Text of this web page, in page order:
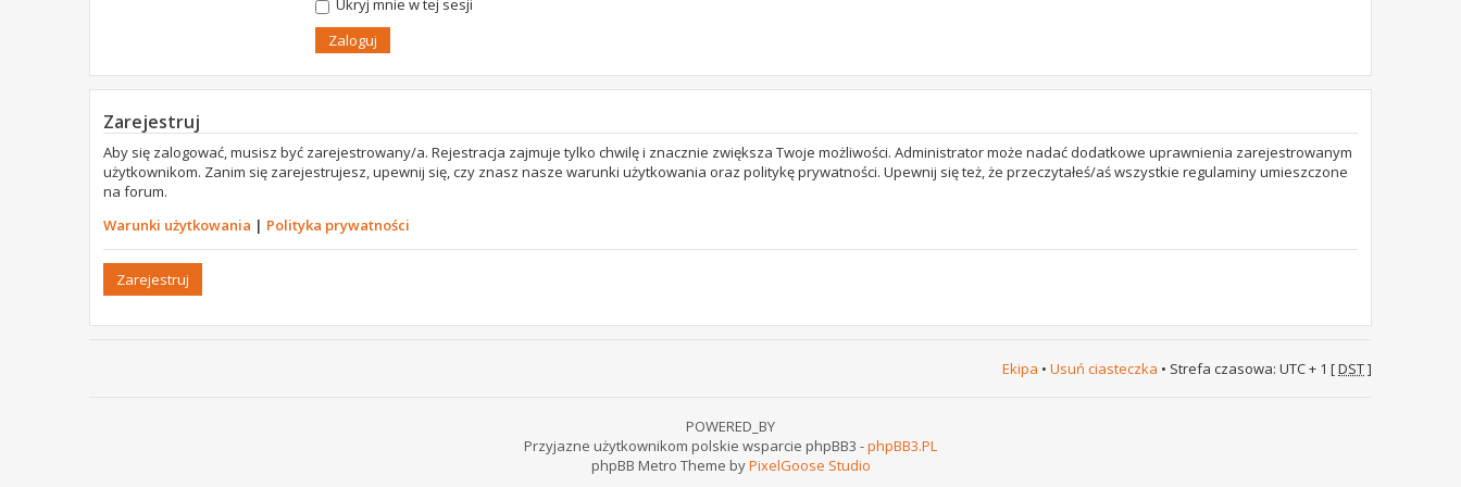
Ukryj mnie w tej sesji
Zarejestruj
Aby się zalogować, musisz być zarejestrowany/a. Rejestracja zajmuje tylko chwilę i znacznie zwiększa Twoje możliwości. Administrator może nadać dodatkowe uprawnienia zarejestrowanym
użytkownikom. Zanim się zarejestrujesz, upewnij się, czy znasz nasze warunki użytkowania oraz politykę prywatności. Upewnij się też, że przeczytałeś/aś wszystkie regulaminy umieszczone
na forum.
Warunki użytkowania | Polityka prywatności
Zarejestruj
Ekipa • Usuń ciasteczka • Strefa czasowa: UTC + 1 [DST]
POWERED_BY
Przyjazne użytkownikom polskie wsparcie phpBB3 -phpBB3.PL
phpBB Metro Theme byPixelGoose Studio